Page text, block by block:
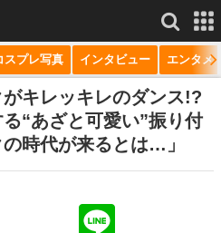
もっと見る
スプレ写真 インタビュー エンタメ
がキレッキレのダンス!?
“あざと可愛い”振り付
時代が来るとは…」